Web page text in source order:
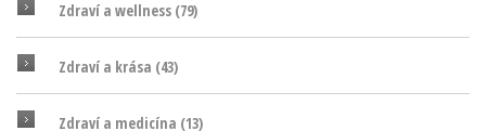
Zdraví a wellness (79)
Zdraví a krása (43)
Zdraví a medicína (13)